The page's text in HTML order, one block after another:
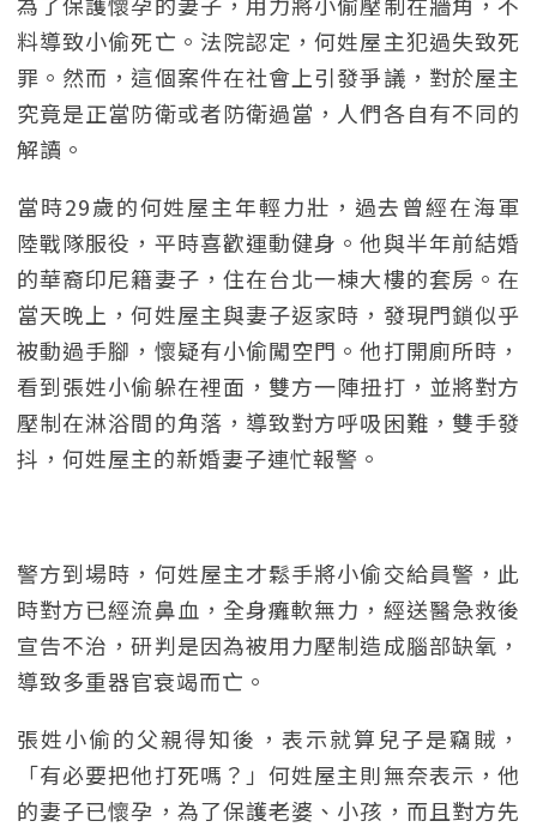
料導致小偷死亡。法院認定，何姓屋主犯過失致死
罪。然而，這個案件在社會上引發爭議，對於屋主
究竟是正當防衛或者防衛過當，人們各自有不同的
解讀。
當時29歲的何姓屋主年輕力壯，過去曾經在海軍
陸戰隊服役，平時喜歡運動健身。他與半年前結婚
的華裔印尼籍妻子，住在台北一棟大樓的套房。在
當天晚上，何姓屋主與妻子返家時，發現門鎖似乎
被動過手腳，懷疑有小偷闖空門。他打開廁所時，
看到張姓小偷躲在裡面，雙方一陣扭打，並將對方
壓制在淋浴間的角落，導致對方呼吸困難，雙手發
抖，何姓屋主的新婚妻子連忙報警。
警方到場時，何姓屋主才鬆手將小偷交給員警，此
時對方已經流鼻血，全身癱軟無力，經送醫急救後
宣告不治，研判是因為被用力壓制造成腦部缺氧，
導致多重器官衰竭而亡。
張姓小偷的父親得知後，表示就算兒子是竊賊，
「有必要把他打死嗎？」何姓屋主則無奈表示，他
的妻子已懷孕，為了保護老婆、小孩，而且對方先